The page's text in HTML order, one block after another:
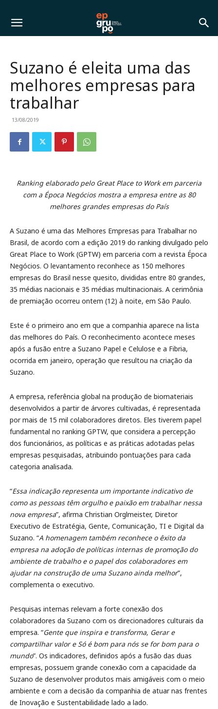
Suzano é eleita uma das
melhores empresas para
trabalhar
13/08/2019
Ranking elaborado pelo Great Place to Work em parceria
com a Época Negócios mostra a empresa entre as 80
melhores grandes empresas do País
A Suzano é uma das Melhores Empresas para Trabalhar no
Brasil, de acordo com a edição 2019 do ranking divulgado pelo
Great Place to Work (GPTW) em parceria com a revista Época
Negócios. O levantamento reconhece as 150 melhores
empresas do Brasil nesse quesito, divididas entre 80 grandes,
35 médias nacionais e 35 médias multinacionais. A cerimônia
de premiação ocorreu ontem (12) à noite, em São Paulo.
Este é o primeiro ano em que a companhia aparece na lista
das melhores do País. O reconhecimento acontece meses
após a fusão entre a Suzano Papel e Celulose e a Fibria,
ocorrida em janeiro, operação que resultou na criação da
Suzano.
A empresa, referência global na produção de biomateriais
desenvolvidos a partir de árvores cultivadas, é representada
por mais de 15 mil colaboradores diretos. Eles tiverem papel
fundamental no ranking GPTW, que considera a percepção
dos funcionários, as políticas e as práticas adotadas pelas
empresas pesquisadas, atribuindo pontuações para cada
categoria analisada.
“Essa indicação representa um importante indicativo de
como as pessoas têm orgulho e paixão em trabalhar nessa
nova empresa”, afirma Christian Orglmeister, Diretor
Executivo de Estratégia, Gente, Comunicação, TI e Digital da
Suzano. “A homenagem também reconhece o êxito da
empresa na adoção de políticas internas de promoção do
ambiente de trabalho e o papel dos colaboradores em
ajudar na construção de uma Suzano ainda melhor”,
complementa o executivo.
Pesquisas internas relevam a forte conexão dos
colaboradores da Suzano com os direcionadores culturais da
empresa. “Gente que inspira e transforma, Gerar e
compartilhar valor e Só é bom para nós se for bom para o
mundo”. Os indicadores, definidos após a fusão das duas
empresas, possuem grande conexão com a capacidade da
Suzano de desenvolver produtos mais amigáveis com o meio
ambiente e com a decisão da companhia de atuar nas frentes
de Inovação e Sustentabilidade lado a lado.